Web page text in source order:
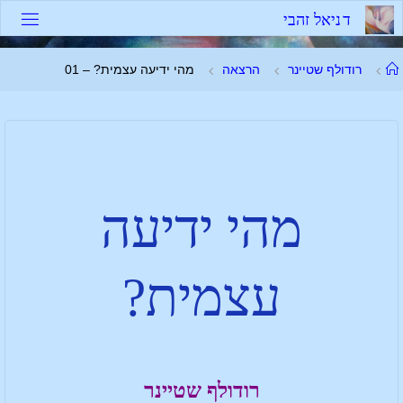
דניאל זהבי
רודולף שטיינר הרצאה מהי ידיעה עצמית? – 01
מהי ידיעה
עצמית?
רודולף שטיינר